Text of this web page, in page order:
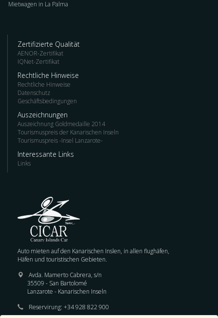
Mietwagen in La Palma
Zertifizierte Qualität
AENOR-Zertifikat
IQNet-Zertifikat
Rechtliche Hinweise
Rechtliche Hinweise
Datenschutz
Geschäftsbedingungen
Auszeichnungen
Auszeichnung Goldmedaille 2014
Tourismuspreis der Kanarischen Inseln
Tourismuspreis -Insel Lanzarote-
Interessante Links
Links
Auto mieten auf den Kanarischen Inslen, in allen flughäfen,
Häfen und touristischen Gebieten.
Avda. Mamerto Cabrera, s/n
35509 - San Bartolomé
Lanzarote - Kanarischen Inseln
Reservirung: +34 928 822 900